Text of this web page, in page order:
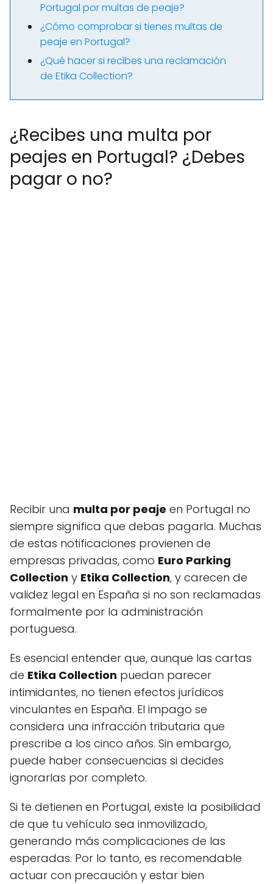
Portugal por multas de peaje?
¿Cómo comprobar si tienes multas de
peaje en Portugal?
¿Qué hacer si recibes una reclamación
de Etika Collection?
¿Recibes una multa por
peajes en Portugal? ¿Debes
pagar o no?
Recibir una multa por peaje en Portugal no
siempre significa que debas pagarla. Muchas
de estas notificaciones provienen de
empresas privadas, como Euro Parking
Collection y Etika Collection, y carecen de
validez legal en España si no son reclamadas
formalmente por la administración
portuguesa.
Es esencial entender que, aunque las cartas
de Etika Collection puedan parecer
intimidantes, no tienen efectos jurídicos
vinculantes en España. El impago se
considera una infracción tributaria que
prescribe a los cinco años. Sin embargo,
puede haber consecuencias si decides
ignorarlas por completo.
Si te detienen en Portugal, existe la posibilidad
de que tu vehículo sea inmovilizado,
generando más complicaciones de las
esperadas. Por lo tanto, es recomendable
actuar con precaución y estar bien